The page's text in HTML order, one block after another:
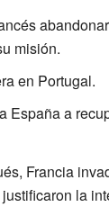
misión.
en Portugal.
España a
Francia
la